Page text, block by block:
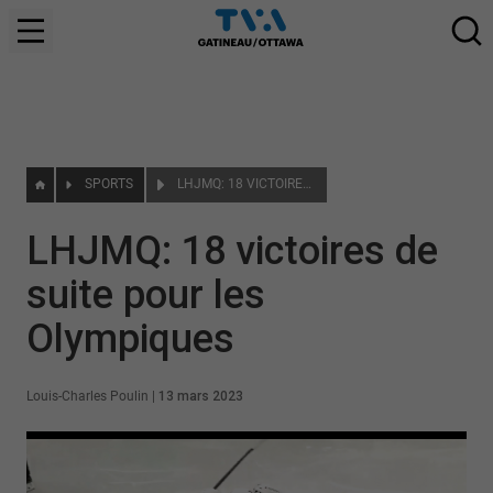
SPORTS LHJMQ: 18 VICTOIRES DE SUITE POUR LES OLYMPIQUES
LHJMQ: 18 victoires de
suite pour les
Olympiques
Louis-Charles Poulin 13 mars 2023